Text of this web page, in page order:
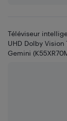
Téléviseur
UHD Dolby Vision
Gemini